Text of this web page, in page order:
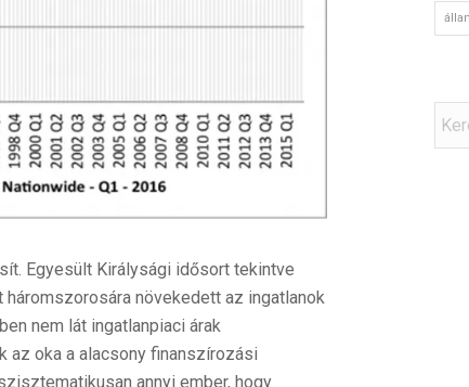
Egyesült Királysági idősort tekintve
növekedett az ingatlanok
nem lát ingatlanpiaci árak
az oka a alacsony finanszírozási
annyi ember, hogy